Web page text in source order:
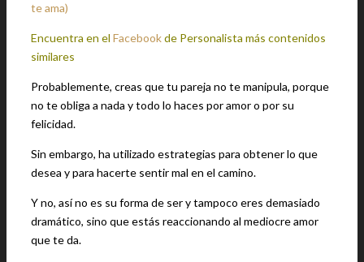
te ama)
Encuentra en el Facebookde Personalista más contenidos
similares
Probablemente, creas que tu pareja no te manipula, porque
no te obliga a nada y todo lo haces por amor o por su
felicidad.
Sin embargo, ha utilizado estrategias para obtener lo que
desea y para hacerte sentir mal en el camino.
Y no, así no es su forma de ser y tampoco eres demasiado
dramático, sino que estás reaccionando al mediocre amor
que te da.